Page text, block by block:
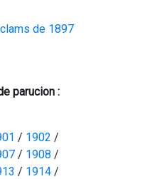
de 1897
parucion :
/ 1902
/ 1908
/ 1914